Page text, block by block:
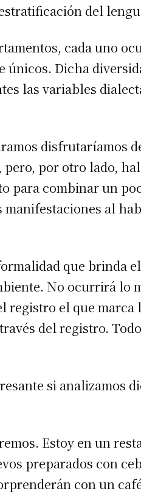
del
cada uno
únicos. Dicha
las variables
disfrutaríamos
por otro lado,
para combinar un
manifestaciones al
que brinda
No ocurrirá lo
registro el que
del registro.
si analizamos
Estoy en un
preparados con
con un